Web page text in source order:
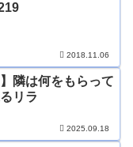
2018.11.06
隣は何をもらって
リラ
2025.09.18